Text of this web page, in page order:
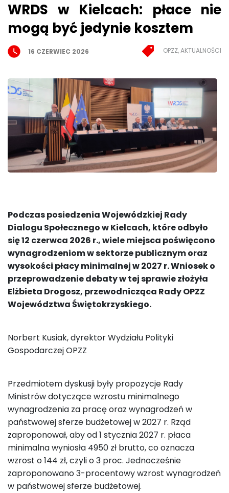
WRDS w Kielcach: płace nie
mogą być jedynie kosztem
16 CZERWIEC 2026 OPZZ, AKTUALNOŚCI
Podczas posiedzenia Wojewódzkiej Rady
Dialogu Społecznego w Kielcach, które odbyło
się 12 czerwca 2026 r., wiele miejsca poświęcono
wynagrodzeniom w sektorze publicznym oraz
wysokości płacy minimalnej w 2027 r. Wniosek o
przeprowadzenie debaty w tej sprawie złożyła
Elżbieta Drogosz, przewodnicząca Rady OPZZ
Województwa Świętokrzyskiego.
Norbert Kusiak, dyrektor Wydziału Polityki
Gospodarczej OPZZ
Przedmiotem dyskusji były propozycje Rady
Ministrów dotyczące wzrostu minimalnego
wynagrodzenia za pracę oraz wynagrodzeń w
państwowej sferze budżetowej w 2027 r. Rząd
zaproponował, aby od 1 stycznia 2027 r. płaca
minimalna wyniosła 4950 zł brutto, co oznacza
wzrost o 144 zł, czyli o 3 proc. Jednocześnie
zaproponowano 3-procentowy wzrost wynagrodzeń
w państwowej sferze budżetowej.